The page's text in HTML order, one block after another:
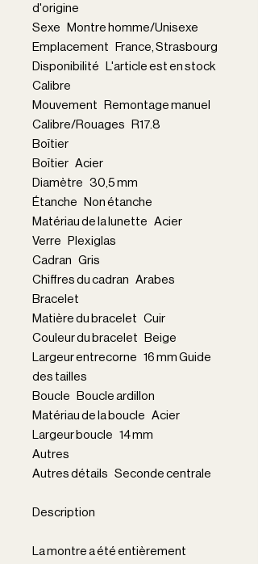
d'origine
Sexe Montre homme/Unisexe
Emplacement France, Strasbourg
Disponibilité L'article est en stock
Calibre
Mouvement Remontage manuel
Calibre/Rouages R17.8
Boîtier
Boîtier Acier
Diamètre 30,5 mm
Étanche Non étanche
Matériau de la lunette Acier
Verre Plexiglas
Cadran Gris
Chiffres du cadran Arabes
Bracelet
Matière du bracelet Cuir
Couleur du bracelet Beige
Largeur entrecorne 16 mm Guide
des tailles
Boucle Boucle ardillon
Matériau de la boucle Acier
Largeur boucle 14 mm
Autres
Autres détails Seconde centrale
Description
La montre a été entièrement